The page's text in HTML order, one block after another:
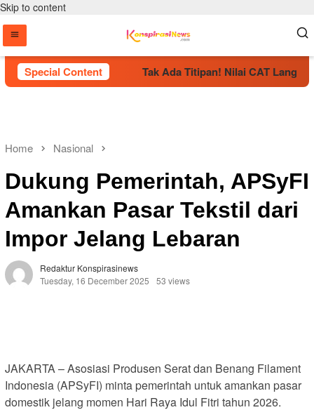
Skip to content
Special Content
Dikukuhkan Tak Ada Titipan! Nilai CAT Langsung
Home Nasional
Dukung Pemerintah, APSyFI
Amankan Pasar Tekstil dari
Impor Jelang Lebaran
Redaktur Konspirasinews
Tuesday, 16 December 2025
53 views
JAKARTA – Asosiasi Produsen Serat dan Benang Filament
Indonesia (APSyFI) minta pemerintah untuk amankan pasar
domestik jelang momen Hari Raya Idul Fitri tahun 2026.